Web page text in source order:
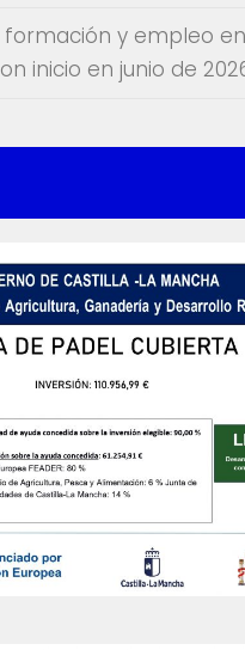
y empleo
inicio en junio de